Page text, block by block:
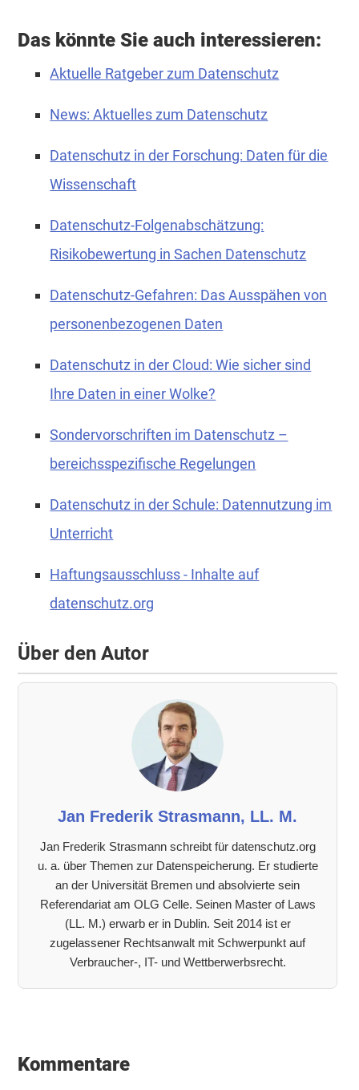
Das könnte Sie auch interessieren:
Aktuelle Ratgeber zum Datenschutz
News: Aktuelles zum Datenschutz
Datenschutz in der Forschung: Daten für die
Wissenschaft
Datenschutz-Folgenabschätzung:
Risikobewertung in Sachen Datenschutz
Datenschutz-Gefahren: Das Ausspähen von
personenbezogenen Daten
Datenschutz in der Cloud: Wie sicher sind
Ihre Daten in einer Wolke?
Sondervorschriften im Datenschutz –
bereichsspezifische Regelungen
Datenschutz in der Schule: Datennutzung im
Unterricht
Haftungsausschluss - Inhalte auf
datenschutz.org
Über den Autor
Jan Frederik Strasmann, LL. M.
Jan Frederik Strasmann schreibt für datenschutz.org
u. a. über Themen zur Datenspeicherung. Er studierte
an der Universität Bremen und absolvierte sein
Referendariat am OLG Celle. Seinen Master of Laws
(LL. M.) erwarb er in Dublin. Seit 2014 ist er
zugelassener Rechtsanwalt mit Schwerpunkt auf
Verbraucher-, IT- und Wettberwerbsrecht.
Interaktionen
Kommentare